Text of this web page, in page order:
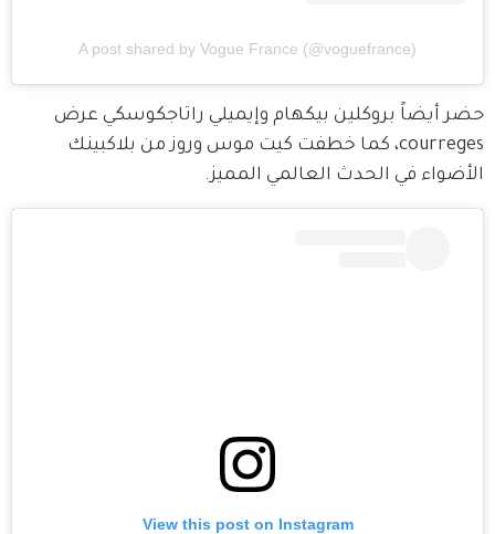
A post shared by Vogue France (@voguefrance)
حضر أيضاً بروكلين بيكهام وإيميلي راتاجكوسكي عرض
courreges، كما خطفت كيت موس وروز من بلاكبينك
الأضواء في الحدث العالمي المميز.
View this post on Instagram